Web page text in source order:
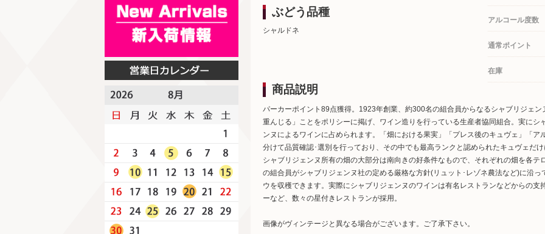
アルコール度数
通常ポイント
在庫
ぶどう品種
シャルドネ
商品説明
パーカーポイント89点獲得。1923年創業、約300名の組合員からなるシャブリジェ
重んじる」ことをポリシーに掲げ、ワイン造りを行っている生産者協同組合。実に
ンヌによるワインに占められます。「畑における果実」「プレス後のキュヴェ」「
分けて品質確認･選別を行っており、その中でも最高ランクと認められたキュヴェだ
シャブリジェンヌ所有の畑の大部分は南向きの好条件なもので、それぞれの畑を各
の組合員がシャブリジェンヌ社の定める厳格な方針(リュット･レゾネ農法など)に沿
ウを収穫できます。実際にシャブリジェンヌのワインは有名レストランなどからの
ーなど、数々の星付きレストランが採用。
画像がヴィンテージと異なる場合がございます。ご了承下さい。